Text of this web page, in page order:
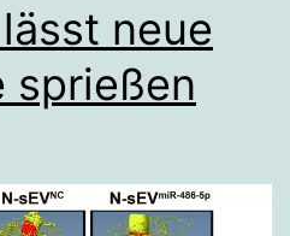
neue
sprießen